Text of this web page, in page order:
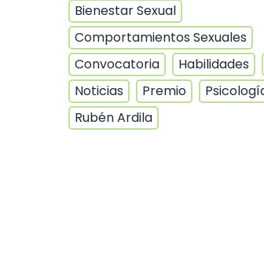
Bienestar Sexual
Comportamientos Sexuales
Convocatoria
Habilidades
Noticias
Premio
Rubén Ardila